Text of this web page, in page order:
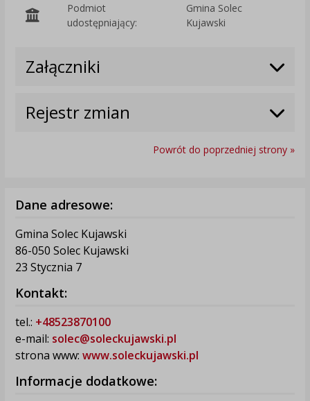
Podmiot
udostępniający:
Gmina Solec
Kujawski
Załączniki
Rejestr zmian
Powrót do poprzedniej strony »
Dane adresowe:
Gmina Solec Kujawski
86-050 Solec Kujawski
23 Stycznia 7
Kontakt:
tel.: +48523870100
e-mail: solec@soleckujawski.pl
strona www: www.soleckujawski.pl
Informacje dodatkowe: